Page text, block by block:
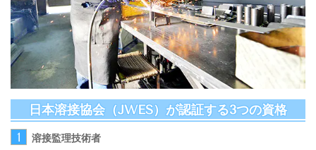
日本溶接協会（JWES）が認証する3つの資格
1
溶接監理技術者